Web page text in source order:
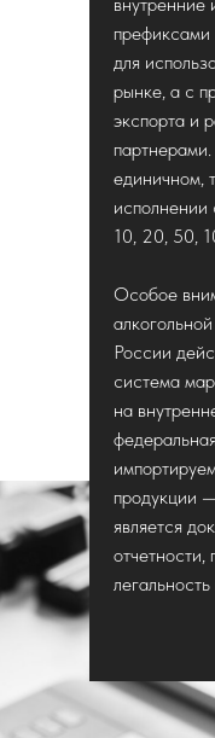
для
рынке, а с
экспорта и
единичном,
10, 20, 50,
Особое
России
система
на
продукции
является